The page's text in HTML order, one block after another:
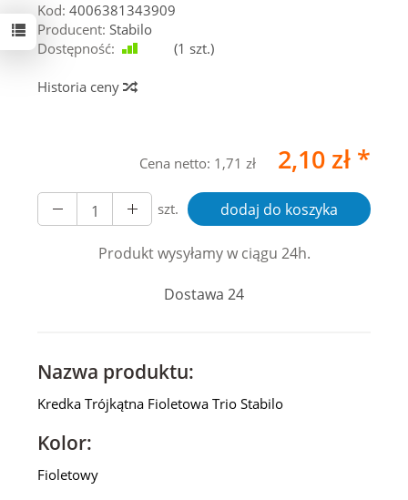
Kod: 4006381343909
Producent: Stabilo
Dostępność:
(1 szt.)
Historia ceny
Cena netto: 1,71 zł 2,10 zł *
szt. dodaj do koszyka
Produkt wysyłamy w ciągu 24h.
Dostawa 24
Nazwa produktu:
Kredka Trójkątna Fioletowa Trio Stabilo
Kolor:
Fioletowy